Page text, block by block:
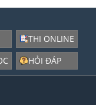
THI ONLINE
HỎI ĐÁP